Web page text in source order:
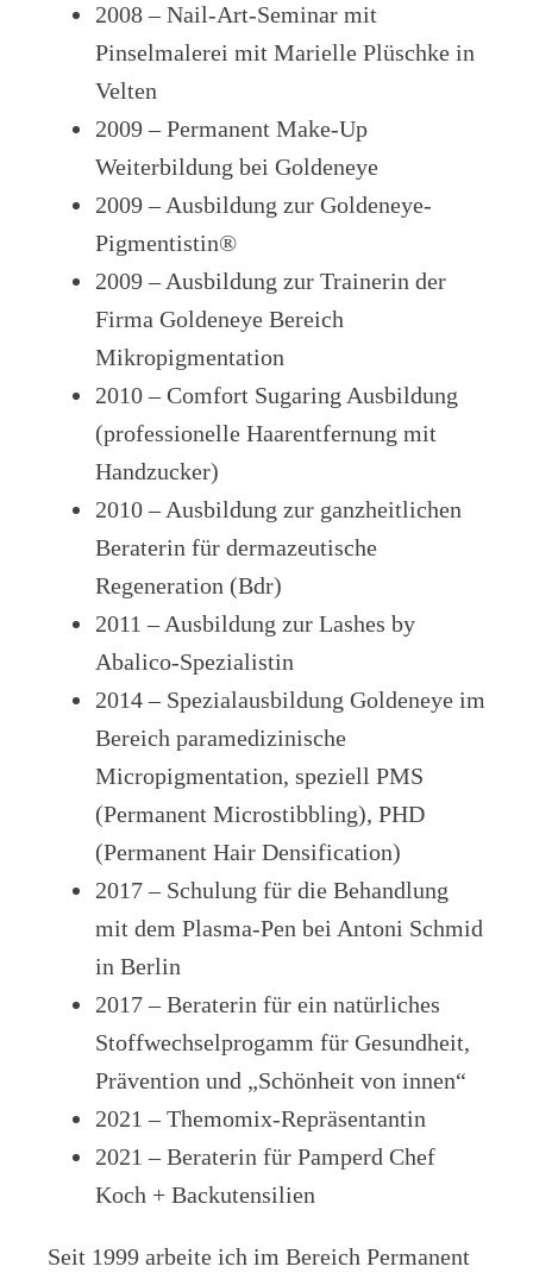
2008 – Nail-Art-Seminar mit
Pinselmalerei mit Marielle Plüschke in
Velten
2009 – Permanent Make-Up
Weiterbildung bei Goldeneye
2009 – Ausbildung zur Goldeneye-
Pigmentistin®
2009 – Ausbildung zur Trainerin der
Firma Goldeneye Bereich
Mikropigmentation
2010 – Comfort Sugaring Ausbildung
(professionelle Haarentfernung mit
Handzucker)
2010 – Ausbildung zur ganzheitlichen
Beraterin für dermazeutische
Regeneration (Bdr)
2011 – Ausbildung zur Lashes by
Abalico-Spezialistin
2014 – Spezialausbildung Goldeneye im
Bereich paramedizinische
Micropigmentation, speziell PMS
(Permanent Microstibbling), PHD
(Permanent Hair Densification)
2017 – Schulung für die Behandlung
mit dem Plasma-Pen bei Antoni Schmid
in Berlin
2017 – Beraterin für ein natürliches
Stoffwechselprogamm für Gesundheit,
Prävention und „Schönheit von innen“
2021 – Themomix-Repräsentantin
2021 – Beraterin für Pamperd Chef
Koch + Backutensilien
Seit 1999 arbeite ich im Bereich Permanent